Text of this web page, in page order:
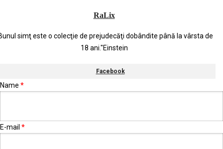
RaLix
simţ este o colecţie de prejudecăţi dobândite până la vârsta de
18 ani."Einstein
Facebook
Name *
E-mail *